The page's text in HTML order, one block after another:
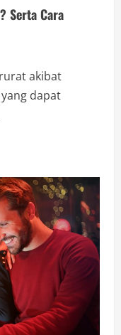
Serta Cara
akibat
dapat